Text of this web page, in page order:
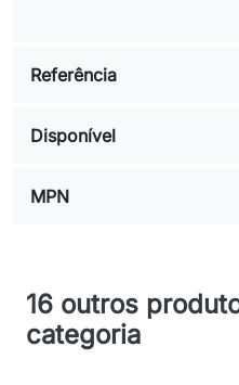
Referência
Disponível
MPN
16 outros
categoria